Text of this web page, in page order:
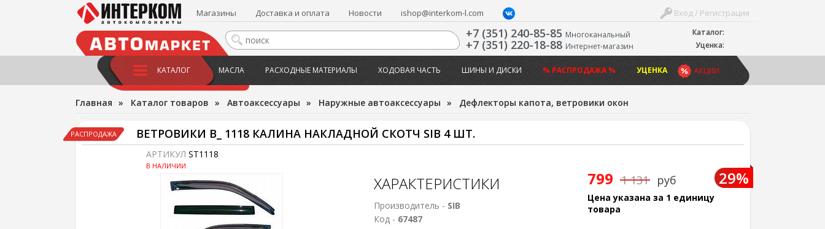
Каталог:
Уценка:
Вход / Регистрация
Магазины Доставка и оплата Новости ishop@interkom-l.com
+7 (351) 240-85-85 Многоканальный
+7 (351) 220-18-88 Интернет-магазин
АКЦИИ
КАТАЛОГ МАСЛА РАСХОДНЫЕ МАТЕРИАЛЫ ХОДОВАЯ ЧАСТЬ ШИНЫ И ДИСКИ % РАСПРОДАЖА % УЦЕНКА
Главная » Каталог товаров » Автоаксессуары » Наружные автоаксессуары » Дефлекторы капота, ветровики окон
РАСПРОДАЖА ВЕТРОВИКИ В_ 1118 КАЛИНА НАКЛАДНОЙ СКОТЧ SIB 4 ШТ.
АРТИКУЛ ST1118
В НАЛИЧИИ
799 1 131 руб 29%
Цена указана за 1 единицу
товара
ХАРАКТЕРИСТИКИ
Производитель - SIB
Код - 67487